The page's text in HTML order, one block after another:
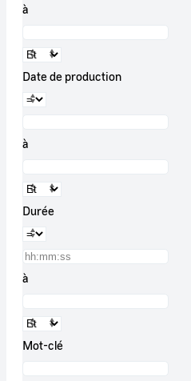
à
Date de production
à
Durée
à
Mot-clé